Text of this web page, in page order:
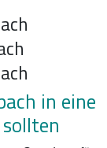
in eine